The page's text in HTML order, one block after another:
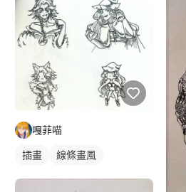
嘎菲喵
插畫 線條畫風